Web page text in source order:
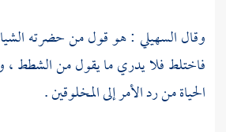
وقالالسهيلي : هو قول من حضرته
فاختلط فلا يدري ما يقول من الشطط ،
الحياة من رد الأمر إلى المخلوقين .